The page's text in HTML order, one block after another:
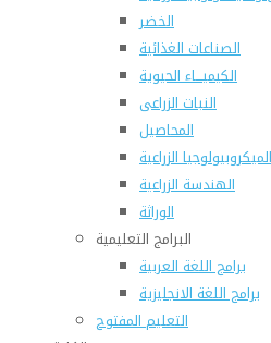
الخضر
الصناعات الغذائية
الكيميـــاء الحيوية
النبات الزراعى
المحاصيل
الميكروبيولوجيا الزراعية
الهندسة الزراعية
الوراثة
البرامج التعليمية
برامج اللغة العربية
برامج اللغة الانجليزية
التعليم المفتوح